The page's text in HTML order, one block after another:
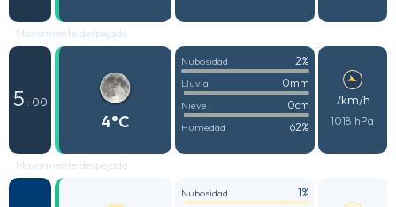
Mayormente despejado
5 : 00
4°C
Nubosidad 2%
Lluvia 0mm
Nieve 0cm
Humedad 62%
7km/h
1018 hPa
Mayormente despejado
Nubosidad 1%